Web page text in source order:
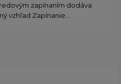
zapínaním dodáva
vzhľad Zapínanie...